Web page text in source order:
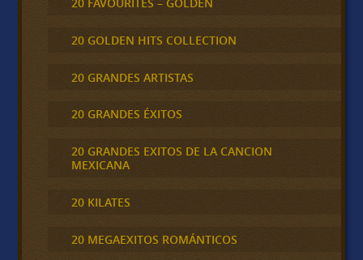
20 GOLDEN HITS COLLECTION
20 GRANDES ARTISTAS
20 GRANDES ÉXITOS
20 GRANDES EXITOS DE LA CANCION
MEXICANA
20 KILATES
20 MEGAEXITOS ROMÁNTICOS